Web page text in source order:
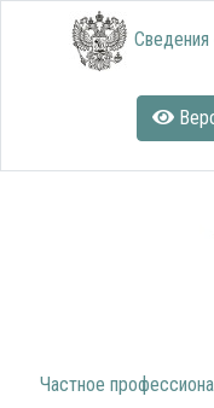
Сведения
Частное